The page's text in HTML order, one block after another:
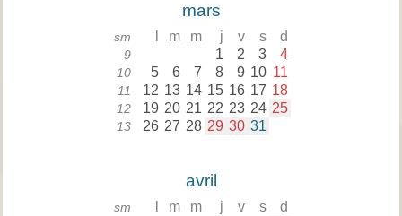
mars
sm m m j v s d
9 1 2 3 4
10 5 6 7 8 9 10 11
11 12 13 14 15 16 17 18
12 19 20 21 22 23 24 25
13 26 27 28 29 30 31
avril
sm m m j v s d